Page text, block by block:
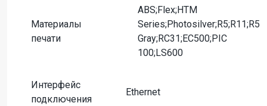
Материалы
печати
ABS;Flex;HTM
Series;Photosilver;R5;R11;R5
Gray;RC31;EC500;PIC
100;LS600
Интерфейс
подключения
Ethernet